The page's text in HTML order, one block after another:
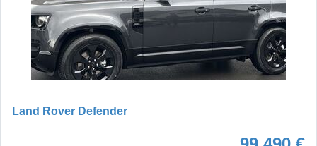
Land Rover Defender